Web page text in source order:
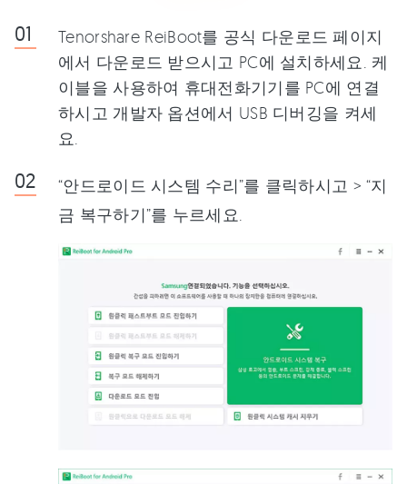
Tenorshare ReiBoot를 공식 다운로드 페이지
에서 다운로드 받으시고 PC에 설치하세요. 케
이블을 사용하여 휴대전화기기를 PC에 연결
하시고 개발자 옵션에서 USB 디버깅을 켜세
요.
“안드로이드 시스템 수리”를 클릭하시고 > “지
금 복구하기”를 누르세요.